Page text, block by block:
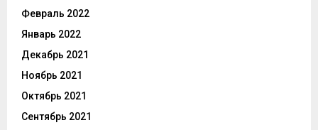
Февраль 2022
Январь 2022
Декабрь 2021
Ноябрь 2021
Октябрь 2021
Сентябрь 2021